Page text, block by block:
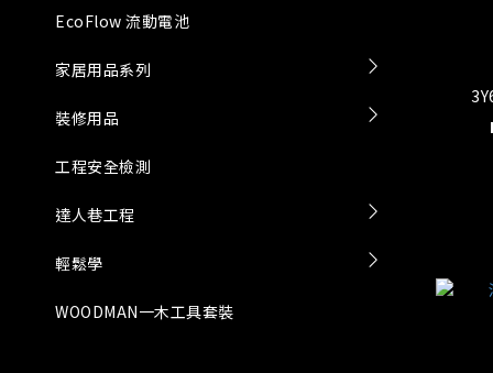
EcoFlow 流動電池
家居用品系列
裝修用品
工程安全檢測
達人巷工程
輕鬆學
WOODMAN一木工具套裝